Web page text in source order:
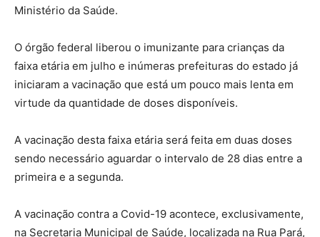
Ministério da Saúde.
O órgão federal liberou o imunizante para crianças da
faixa etária em julho e inúmeras prefeituras do estado já
iniciaram a vacinação que está um pouco mais lenta em
virtude da quantidade de doses disponíveis.
A vacinação desta faixa etária será feita em duas doses
sendo necessário aguardar o intervalo de 28 dias entre a
primeira e a segunda.
A vacinação contra a Covid-19 acontece, exclusivamente,
na Secretaria Municipal de Saúde, localizada na Rua Pará,